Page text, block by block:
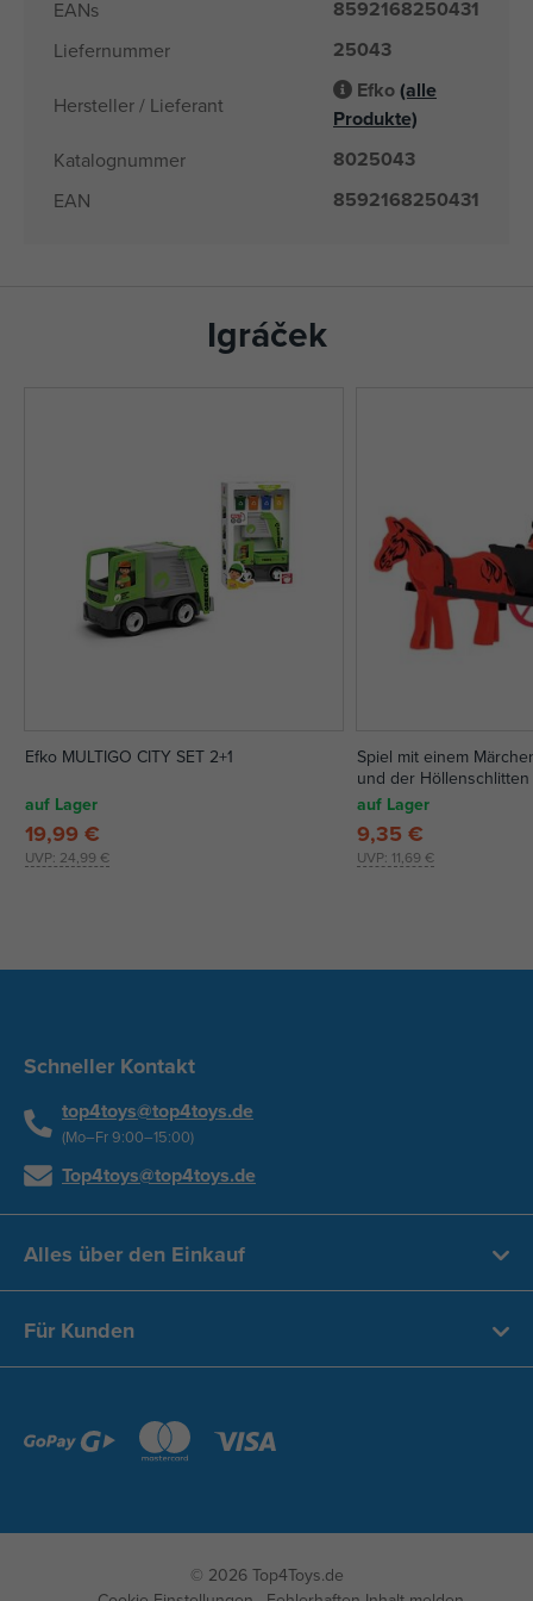
EANs 8592168250431
Liefernummer 25043
Hersteller / Lieferant
Efko(alle
Produkte)
Katalognummer 8025043
EAN 8592168250431
Igráček
Efko MULTIGO CITY SET 2+1
auf Lager
UVP: 24,99 €
19,99 €
Spiel mit einem
und der Höllenschlitten
auf Lager
UVP: 11,69 €
9,35 €
Schneller Kontakt
top4toys@top4toys.de
(Mo–Fr 9:00–15:00)
Top4toys@top4toys.de
Alles über den Einkauf
Für Kunden
© 2026 Top4Toys.de